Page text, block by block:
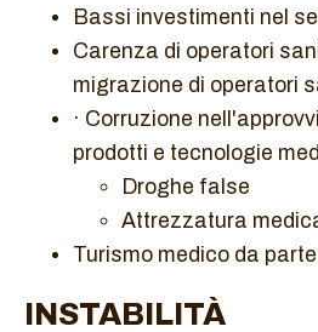
Bassi investimenti nel
Carenza di operatori
migrazione di operatori
· Corruzione
prodotti e tecnologie
Droghe false
Attrezzatura
Turismo medico da
INSTABILITÀ